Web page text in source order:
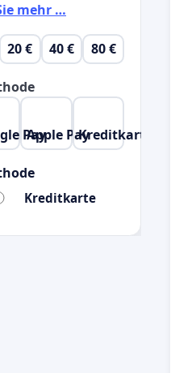
mehr …
20 € 40 € 80 €
Pay
Apple PayKreditkarte
Kreditkarte